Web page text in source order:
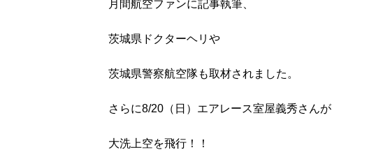
月間航空ファンに記事執筆、
茨城県ドクターヘリや
茨城県警察航空隊も取材されました。
さらに8/20（日）エアレース室屋義秀さんが
大洗上空を飛行！！